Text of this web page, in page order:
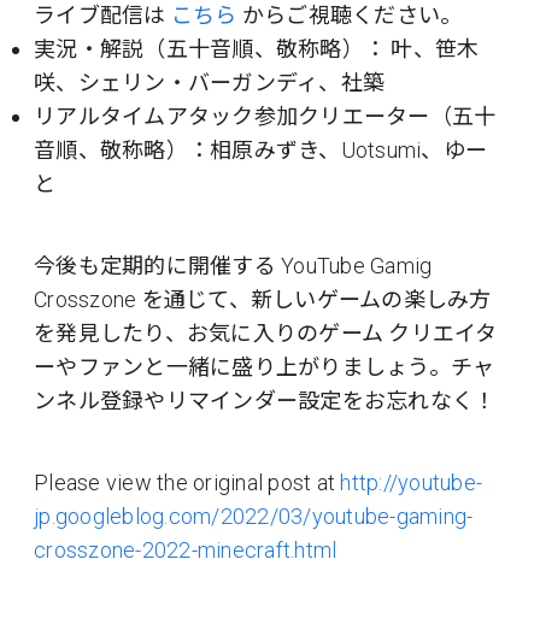
ライブ配信は こちら からご視聴ください。
実況・解説（五十音順、敬称略）： 叶、笹木
咲、シェリン・バーガンディ、社築
リアルタイムアタック参加クリエーター（五十
音順、敬称略）：相原みずき、Uotsumi、ゆー
と
今後も定期的に開催する YouTube Gamig
Crosszone を通じて、新しいゲームの楽しみ方
を発見したり、お気に入りのゲーム クリエイタ
ーやファンと一緒に盛り上がりましょう。チャ
ンネル登録やリマインダー設定をお忘れなく！
Please view the original post athttp://youtube-
jp.googleblog.com/2022/03/youtube-gaming-
crosszone-2022-minecraft.html